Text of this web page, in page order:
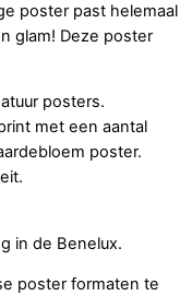
poster past helemaal
glam! Deze poster
posters.
met een aantal
poster.
in de Benelux.
poster formaten te